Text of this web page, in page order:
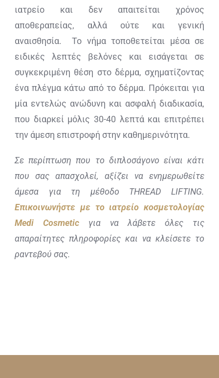
ιατρείο και δεν απαιτείται χρόνος
αποθεραπείας, αλλά ούτε και γενική
αναισθησία. Το νήμα τοποθετείται μέσα σε
ειδικές λεπτές βελόνες και εισάγεται σε
συγκεκριμένη θέση στο δέρμα, σχηματίζοντας
ένα πλέγμα κάτω από το δέρμα. Πρόκειται για
μία εντελώς ανώδυνη και ασφαλή διαδικασία,
που διαρκεί μόλις 30-40 λεπτά και επιτρέπει
την άμεση επιστροφή στην καθημερινότητα.
Σε περίπτωση που το διπλοσάγονο είναι κάτι
που σας απασχολεί, αξίζει να ενημερωθείτε
άμεσα για τη μέθοδο THREAD LIFTING.
Επικοινωνήστε με το ιατρείο κοσμετολογίας
Medi Cosmeticγια να λάβετε όλες τις
απαραίτητες πληροφορίες και να κλείσετε το
ραντεβού σας.